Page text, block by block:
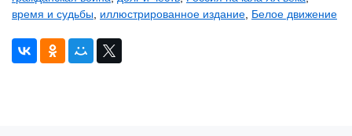
время и судьбы иллюстрированное издание Белое движение